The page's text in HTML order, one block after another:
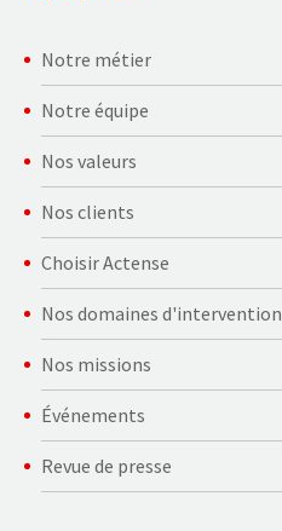
Notre métier
Notre équipe
Nos valeurs
Nos clients
Choisir Actense
Nos domaines d'intervention
Nos missions
Événements
Revue de presse